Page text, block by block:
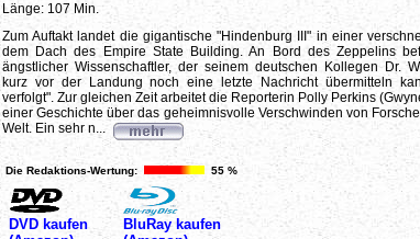
Länge: 107 Min.
Zum Auftakt landet die gigantische "Hindenburg III" in einer
dem Dach des Empire State Building. An Bord des Zeppelins
ängstlicher Wissenschaftler, der seinem deutschen Kollegen Dr.
kurz vor der Landung noch eine letzte Nachricht übermitteln
verfolgt". Zur gleichen Zeit arbeitet die Reporterin Polly Perkins
einer Geschichte über das geheimnisvolle Verschwinden von
Welt. Ein sehr n...
Die Redaktions-Wertung: 55 %
DVD kaufen
BluRay kaufen